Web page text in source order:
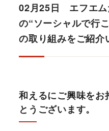
02月25日 エフエム
の“ソーシャルで行
の取り組みをご紹介
和えるにご興味を
とうございます。